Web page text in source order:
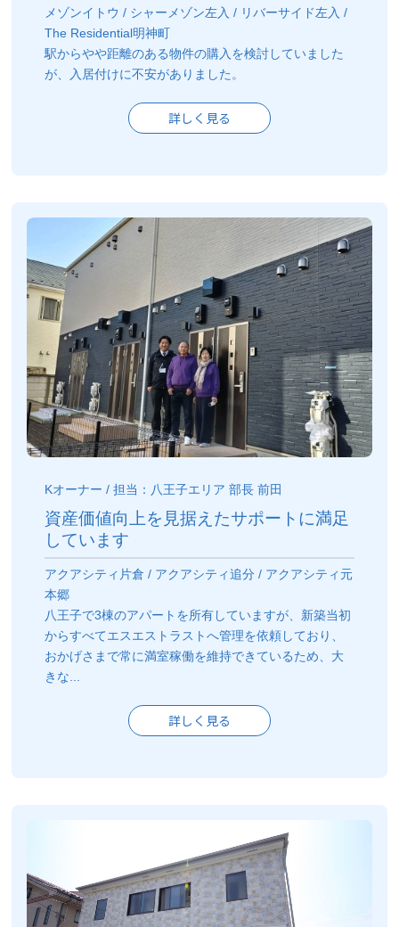
メゾンイトウ / シャーメゾン左入 / リバーサイド左入 /
The Residential明神町
駅からやや距離のある物件の購入を検討していました
が、入居付けに不安がありました。
詳しく見る
Kオーナー / 担当：八王子エリア 部長 前田
資産価値向上を見据えたサポートに満足
しています
アクアシティ片倉 / アクアシティ追分 / アクアシティ元
本郷
八王子で3棟のアパートを所有していますが、新築当初
からすべてエスエストラストへ管理を依頼しており、
おかげさまで常に満室稼働を維持できているため、大
きな...
詳しく見る